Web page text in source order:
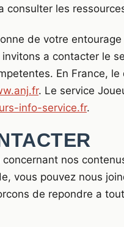
consulter les
de votre
a contacter le
En France,
. Le service
info-service.fr.
nos
vous pouvez nous
de repondre a